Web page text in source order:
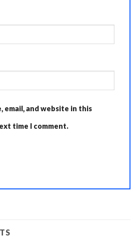
email, and website in this
time I comment.